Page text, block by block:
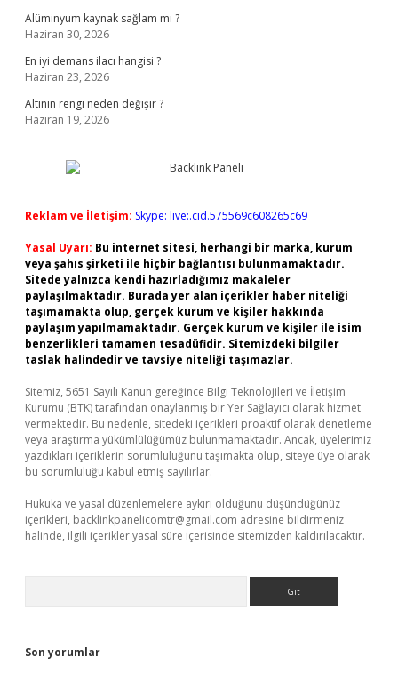
Alüminyum kaynak sağlam mı ?
Haziran 30, 2026
En iyi demans ilacı hangisi ?
Haziran 23, 2026
Altının rengi neden değişir ?
Haziran 19, 2026
Reklam ve İletişim: Skype: live:.cid.575569c608265c69
Yasal Uyarı: Bu internet sitesi, herhangi bir marka, kurum
veya şahıs şirketi ile hiçbir bağlantısı bulunmamaktadır.
Sitede yalnızca kendi hazırladığımız makaleler
paylaşılmaktadır. Burada yer alan içerikler haber niteliği
taşımamakta olup, gerçek kurum ve kişiler hakkında
paylaşım yapılmamaktadır. Gerçek kurum ve kişiler ile isim
benzerlikleri tamamen tesadüfidir. Sitemizdeki bilgiler
taslak halindedir ve tavsiye niteliği taşımazlar.
Sitemiz, 5651 Sayılı Kanun gereğince Bilgi Teknolojileri ve İletişim
Kurumu (BTK) tarafından onaylanmış bir Yer Sağlayıcı olarak hizmet
vermektedir. Bu nedenle, sitedeki içerikleri proaktif olarak denetleme
veya araştırma yükümlülüğümüz bulunmamaktadır. Ancak, üyelerimiz
yazdıkları içeriklerin sorumluluğunu taşımakta olup, siteye üye olarak
bu sorumluluğu kabul etmiş sayılırlar.
Hukuka ve yasal düzenlemelere aykırı olduğunu düşündüğünüz
içerikleri, backlinkpanelicomtr@gmail.com adresine bildirmeniz
halinde, ilgili içerikler yasal süre içerisinde sitemizden kaldırılacaktır.
Son yorumlar